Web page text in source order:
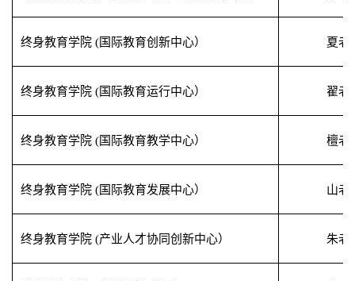
终身教育学院 (国际教育创新中心） 夏老
终身教育学院 (国际教育运行中心） 翟老
终身教育学院 (国际教育教学中心） 檀老
终身教育学院 (国际教育发展中心） 山老
终身教育学院 (产业人才协同创新中心） 朱老